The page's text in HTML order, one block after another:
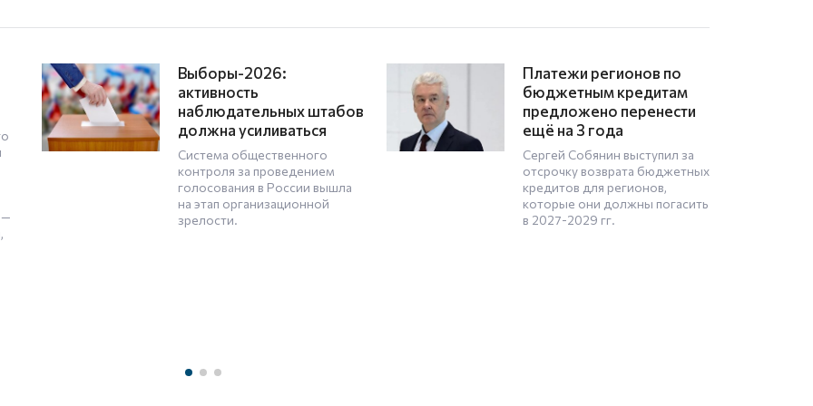
В
Участники СВО
отправились по дороге
Ломоносова
Сегодня стартовал проект
«Дорогой Ломоносова –
дорогой к Победе в СВО. Шаг
за шагом – мой путь во имя
России», предусматривающий
пешее прохождение маршрута
Заключено соглашение о
сотрудничестве между
законодателями
Архангельской и
Минской областей
Накануне на полях XIII Форума
регионов России и Беларуси в
Минске подписано
соглашение о